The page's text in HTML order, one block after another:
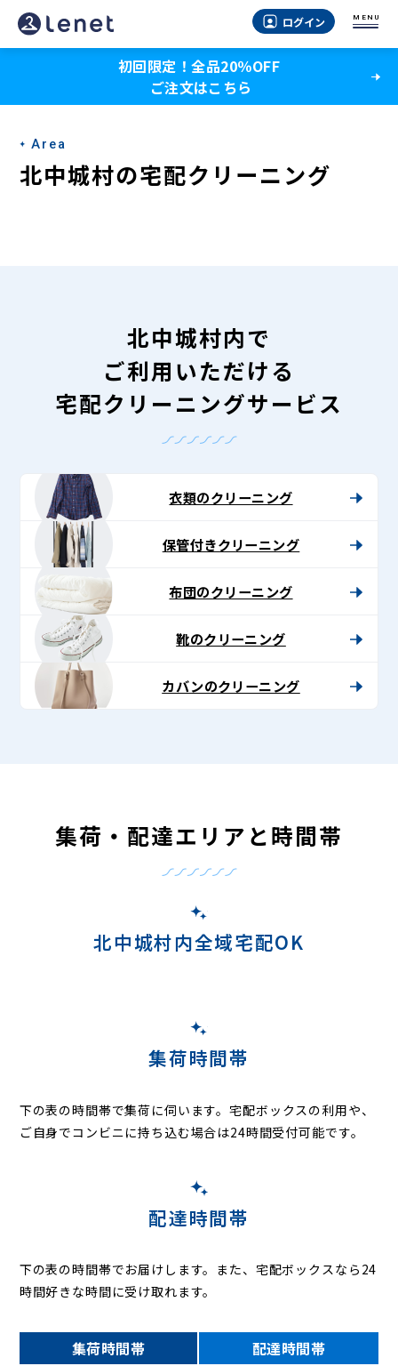
北
中
村
の
宅
ログイン MENU
初回限定！全品20％OFF
ご注文はこちら
Area
北中城村の宅配クリーニング
北中城村内で
ご利用いただける
宅配クリーニングサービス
衣類のクリーニング
保管付きクリーニング
布団のクリーニング
靴のクリーニング
カバンのクリーニング
集荷・配達エリアと時間帯
北中城村内全域宅配OK
集荷時間帯
下の表の時間帯で集荷に伺います。宅配ボックスの利用や、
ご自身でコンビニに持ち込む場合は24時間受付可能です。
配達時間帯
下の表の時間帯でお届けします。また、宅配ボックスなら24
時間好きな時間に受け取れます。
集荷時間帯 配達時間帯